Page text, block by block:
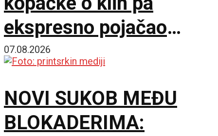
ekspresno pojačao
stručni štab Vojvodine!
07.08.2026
NOVI SUKOB MEĐU
BLOKADERIMA: